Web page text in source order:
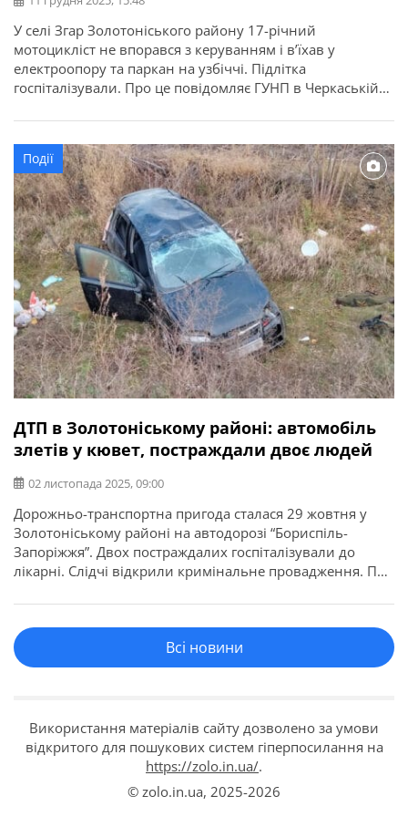
У селі Згар Золотоніського району 17-річний
мотоцикліст не впорався з керуванням і в’їхав у
електроопору та паркан на узбіччі. Підлітка
госпіталізували. Про це повідомляє ГУНП в Черкаській
грудня ввечері, близько 23:30. За кермом мотоцикла
«Geon ADX 250» перебував 17-річний житель
Золотоніського району. Внаслідок дорожньо-
транспортної пригоди мотоцикліст отримав тілесні
ушкодження. Його […]
Події
ДТП в Золотоніському районі: автомобіль
злетів у кювет, постраждали двоє людей
02 листопада 2025, 09:00
Дорожньо-транспортна пригода сталася 29 жовтня у
Золотоніському районі на автодорозі “Бориспіль-
Запоріжжя”. Двох постраждалих госпіталізували до
лікарні. Слідчі відкрили кримінальне провадження. Про
73-річний водій автомобіля «Chevrolet Aveo» не
впорався з керуванням, виїхав за межі проїзної частини
та злетів у кювет. В результаті аварії керманич і його 72-
річний пасажир отримали […]
Всі новини
Використання матеріалів сайту дозволено за умови
відкритого для пошукових систем гіперпосилання на
https://zolo.in.ua/.
© zolo.in.ua, 2025-2026